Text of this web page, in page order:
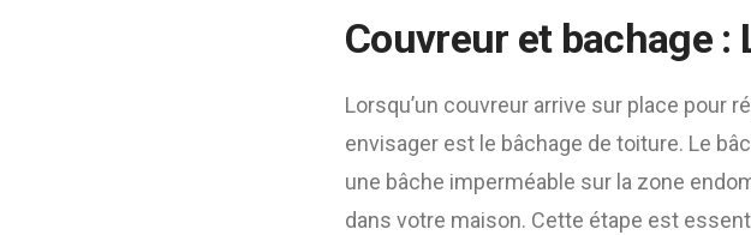
Couvreur et bachage :
Lorsqu’un couvreur arrive sur place pour
envisager est le bâchage de toiture. Le
une bâche imperméable sur la zone
dans votre maison. Cette étape est